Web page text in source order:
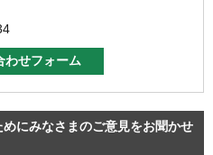
にみなさまのご意見をお聞かせ